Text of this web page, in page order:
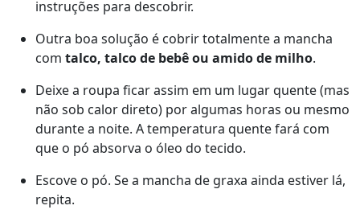
instruções para descobrir.
Outra boa solução é cobrir totalmente a mancha
com talco, talco de bebê ou amido de milho.
Deixe a roupa ficar assim em um lugar quente (mas
não sob calor direto) por algumas horas ou mesmo
durante a noite. A temperatura quente fará com
que o pó absorva o óleo do tecido.
Escove o pó. Se a mancha de graxa ainda estiver lá,
repita.